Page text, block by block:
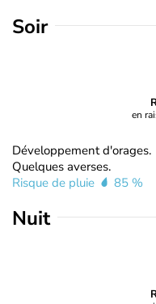
Soir
en
Développement d'orages.
Quelques averses.
Risque de pluie
85 %
Nuit